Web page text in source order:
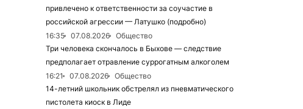
привлечено к ответственности за соучастие в
российской агрессии — Латушко (подробно)
16:35
07.08.2026
Общество
Три человека скончалось в Быхове — следствие
предполагает отравление суррогатным алкоголем
16:21
07.08.2026
Общество
14-летний школьник обстрелял из пневматического
пистолета киоск в Лиде